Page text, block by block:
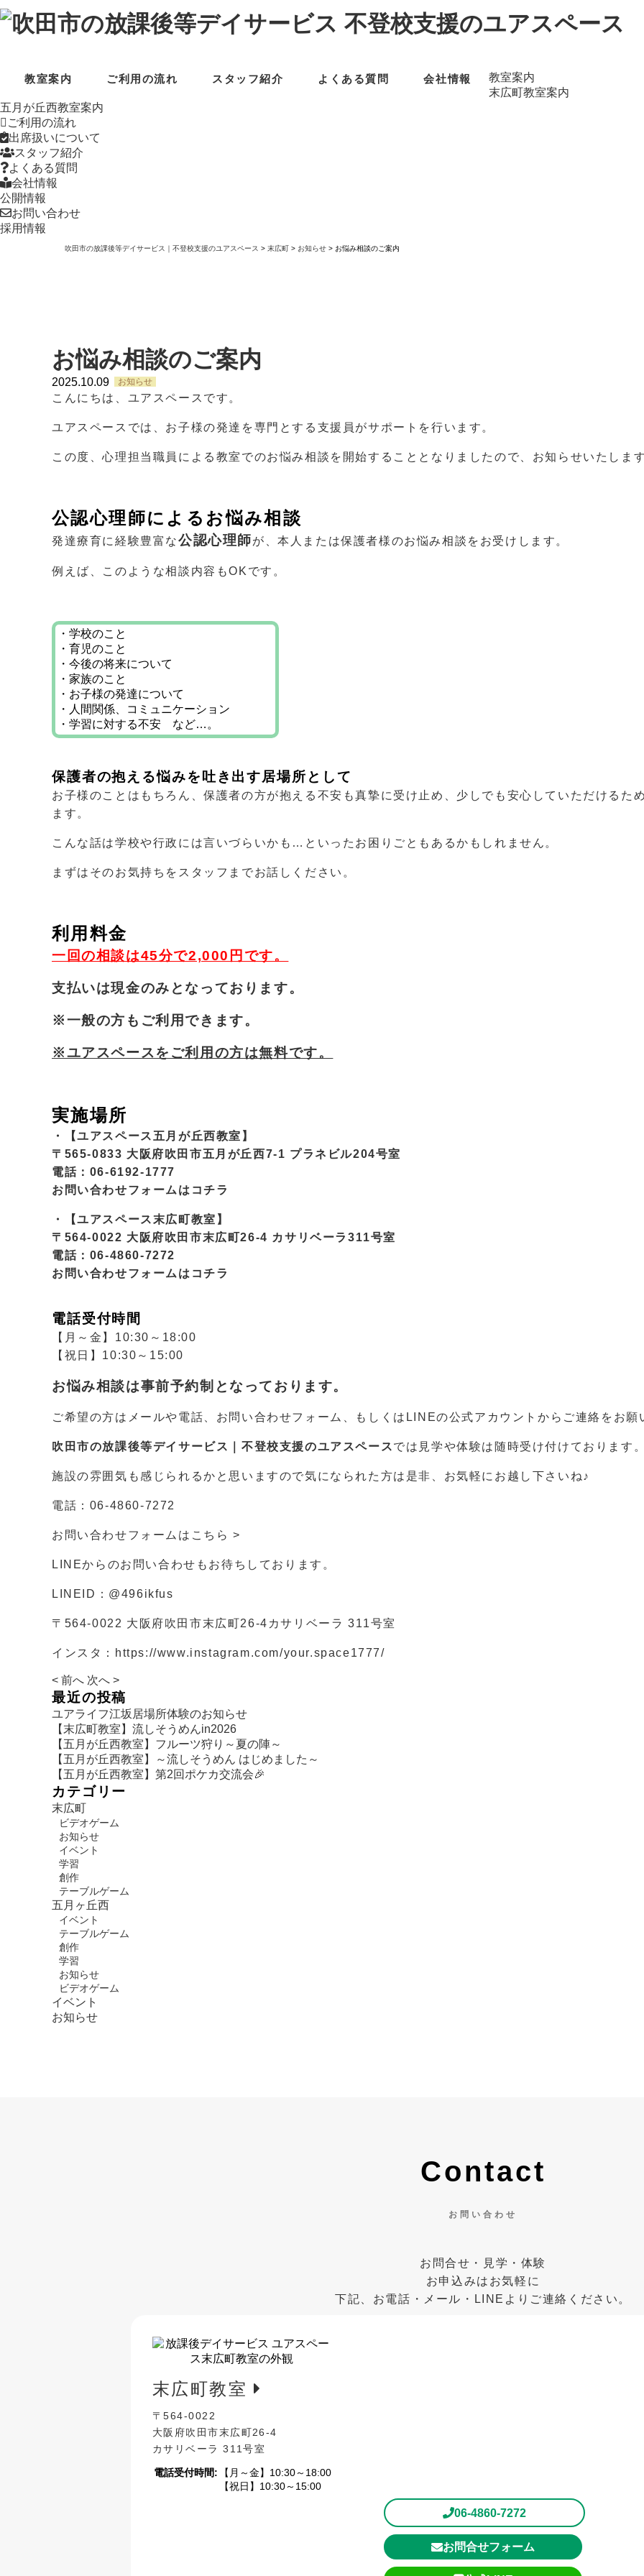
教室案内 ご利用の流れ スタッフ紹介 よくある質問 会社情報
教室案内
末広町教室案内
五月が丘西教室案内
ご利用の流れ
出席扱いについて
スタッフ紹介
よくある質問
会社情報
公開情報
お問い合わせ
採用情報
吹田市の放課後等デイサービス｜不登校支援のユアスペース > 末広町> お知らせ> お悩み相談のご案内
お悩み相談のご案内
2025.10.09 お知らせ
こんにちは、ユアスペースです。
ユアスペースでは、お子様の発達を専門とする支援員がサポートを行います。
この度、心理担当職員による教室でのお悩み相談を開始することとなりましたので、お知らせいたします
公認心理師によるお悩み相談
発達療育に 経験豊富な公認心理師が、本人または保護者様のお悩み相談をお受けします。
例えば、このような相談内容もOKです。
・学校のこと
・育児のこと
・今後の将来について
・家族のこと
・お子様の発達について
・人間関係、コミュニケーション
・学習に対する不安 など…。
保護者の抱える悩みを吐き出す居場所として
お子様のことはもちろん、保護者の方が抱える不安も真摯に受け止め、少しでも安心していただけるた
ます。
こんな話は学校や行政には言いづらいかも…といったお困りごともあるかもしれません。
まずはそのお気持ちをスタッフまでお話しください。
利用料金
一回の相談は45分で2,000円です。
支払いは現金のみとなっております。
※一般の方もご利用できます。
※ユアスペースをご利用の方は無料です。
実施場所
・【ユアスペース五月が丘西教室】
〒565-0833 大阪府吹田市五月が丘西7-1 プラネビル204号室
電話：06-6192-1777
お問い合わせフォームは コチラ
・【ユアスペース末広町教室】
〒564-0022 大阪府吹田市末広町26-4 カサリベーラ311号室
電話：06-4860-7272
お問い合わせフォームは コチラ
電話受付時間
【月～金】10:30～18:00
【祝日】10:30～15:00
お悩み相談は事前予約制となっております。
ご希望の方はメールや電話、お問い合わせフォーム、もしくはLINEの公式アカウントからご連絡をお願
吹田市の放課後等デイサービス｜不登校支援のユアスペースでは見学や体験は随時受け付けております。
施設の雰囲気も感じられるかと思いますので気になられた方は是非、お気軽にお越し下さいね♪
電話： 06-4860-7272
お問い合わせフォームは こちら >
LINEからのお問い合わせもお待ちしております。
LINEID： @496ikfus
〒564-0022 大阪府吹田市末広町26-4カサリベーラ 311号室
インスタ： https://www.instagram.com/your.space1777/
< 前へ 次へ >
最近の投稿
ユアライフ江坂居場所体験のお知らせ
【末広町教室】流しそうめんin2026
【五月が丘西教室】フルーツ狩り～夏の陣～
【五月が丘西教室】～流しそうめん はじめました～
【五月が丘西教室】第2回ポケカ交流会🎉
カテゴリー
末広町
ビデオゲーム
お知らせ
イベント
学習
創作
テーブルゲーム
五月ヶ丘西
イベント
テーブルゲーム
創作
学習
お知らせ
ビデオゲーム
イベント
お知らせ
Contact
お問い合わせ
お問合せ・見学・体験
お申込みはお気軽に
下記、お電話・メール・LINEよりご連絡ください。
末広町教室
〒564-0022
大阪府吹田市末広町26-4
カサリベーラ 311号室
電話受付時間:
【月～金】10:30～18:00
【祝日】10:30～15:00
06-4860-7272
お問合せフォーム